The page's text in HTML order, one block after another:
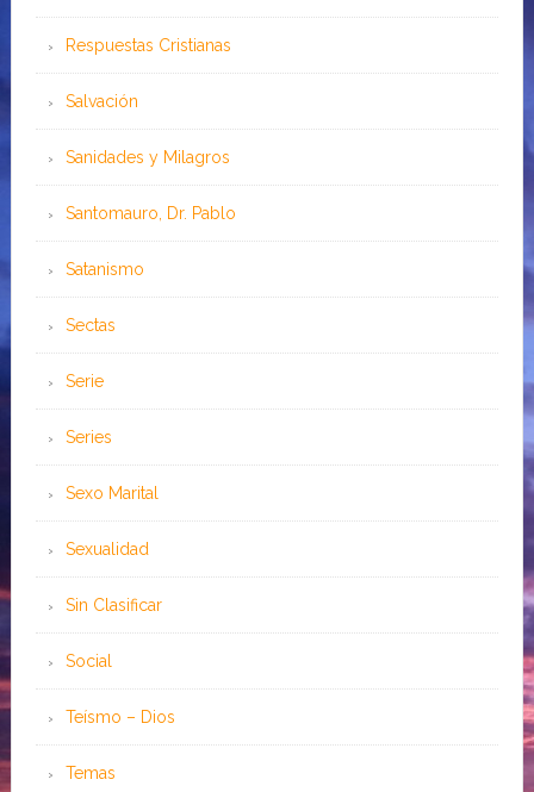
Respuestas Cristianas
Salvación
Sanidades y Milagros
Santomauro, Dr. Pablo
Satanismo
Sectas
Serie
Series
Sexo Marital
Sexualidad
Sin Clasificar
Social
Teísmo – Dios
Temas